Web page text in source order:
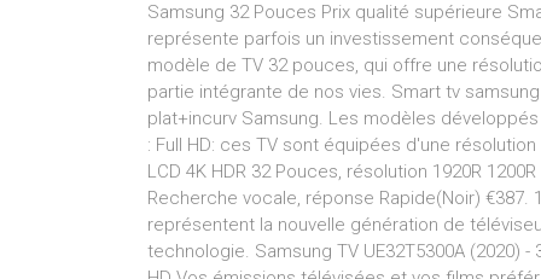
Samsung 32 Pouces Prix qualité supérieure
représente parfois un investissement
modèle de TV 32 pouces, qui offre une
partie intégrante de nos vies. Smart tv
plat+incurv Samsung. Les modèles
: Full HD: ces TV sont équipées d'une
LCD 4K HDR 32 Pouces, résolution 1920R
Recherche vocale, réponse Rapide(Noir) €387.
représentent la nouvelle génération de
technologie. Samsung TV UE32T5300A (2020)